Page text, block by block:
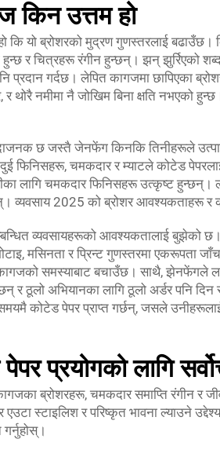
किन उत्तम हो
कि यो ब्रोशरको मुद्रण गुणस्तरलाई
र चित्रहरू रंगीन हुन्छन्। झन् झुर्रिएको
गर्दछ। लेपित कागजमा छापिएका
र थोरै नमीमा नै जोखिम बिना क्षति नभएको
छ जस्तै जेनफेंग किनकि तिनीहरूले
फिनिसहरू, चमकदार र म्याटले कोटेड
लागि चमकदार फिनिसहरू उत्कृष्ट
व्यवसाय 2025 को ब्रोशर आवश्यकताहरू
व्यवसायहरूको आवश्यकतालाई बुझेको
मसिनता र प्रिन्ट गुणस्तरमा एकरूपता जाँच
समस्याबाट बचाउँछ। साथै, झेनफेंगले
र ठूलो अभियानका लागि ठूलो अर्डर पनि
कोटेड पेपर प्राप्त गर्छन्, जसले
प्रयोगको लागि
ब्रोशरहरू, चमकदार समाप्ति रंगीन र
स्टाइलिश र परिष्कृत भावना ल्याउने